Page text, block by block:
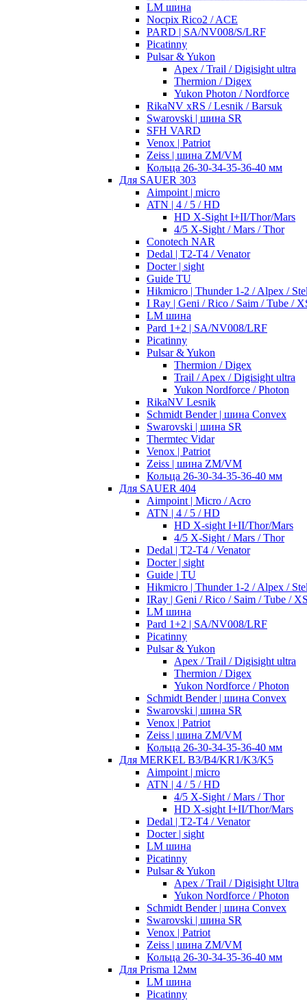
LM шина
Nocpix Rico2 / ACE
PARD | SA/NV008/S/LRF
Picatinny
Pulsar & Yukon
Apex / Trail / Digisight ultra
Thermion / Digex
Yukon Photon / Nordforce
RikaNV xRS / Lesnik / Barsuk
Swarovski | шина SR
SFH VARD
Venox | Patriot
Zeiss | шина ZM/VM
Кольца 26-30-34-35-36-40 мм
Для SAUER 303
Aimpoint | micro
ATN | 4 / 5 / HD
HD X-Sight I+II/Thor/Mars
4/5 X-Sight / Mars / Thor
Conotech NAR
Dedal | T2-T4 / Venator
Docter | sight
Guide TU
Hikmicro | Thunder 1-2 / Alpex /
I Ray | Geni / Rico / Saim / Tube /
LM шина
Pard 1+2 | SA/NV008/LRF
Picatinny
Pulsar & Yukon
Thermion / Digex
Trail / Apex / Digisight ultra
Yukon Nordforce / Photon
RikaNV Lesnik
Schmidt Bender | шина Convex
Swarovski | шина SR
Thermtec Vidar
Venox | Patriot
Zeiss | шина ZM/VM
Кольца 26-30-34-35-36-40 мм
Для SAUER 404
Aimpoint | Micro / Acro
ATN | 4 / 5 / HD
HD X-sight I+II/Thor/Mars
4/5 X-Sight / Mars / Thor
Dedal | T2-T4 / Venator
Docter | sight
Guide | TU
Hikmicro | Thunder 1-2 / Alpex /
IRay | Geni / Rico / Saim / Tube /
LM шина
Pard 1+2 | SA/NV008/LRF
Picatinny
Pulsar & Yukon
Apex / Trail / Digisight ultra
Thermion / Digex
Yukon Nordforce / Photon
Schmidt Bender | шина Convex
Swarovski | шина SR
Venox | Patriot
Zeiss | шина ZM/VM
Кольца 26-30-34-35-36-40 мм
Для MERKEL B3/B4/KR1/K3/K5
Aimpoint | micro
ATN | 4 / 5 / HD
4/5 X-Sight / Mars / Thor
HD X-sight I+II/Thor/Mars
Dedal | T2-T4 / Venator
Docter | sight
LM шина
Picatinny
Pulsar & Yukon
Apex / Trail / Digisight Ultra
Yukon Nordforce / Photon
Schmidt Bender | шина Convex
Swarovski | шина SR
Venox | Patriot
Zeiss | шина ZM/VM
Кольца 26-30-34-35-36-40 мм
Для Prisma 12мм
LM шина
Picatinny